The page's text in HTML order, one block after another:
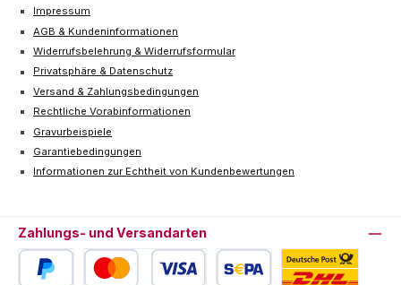
Impressum
AGB & Kundeninformationen
Widerrufsbelehrung & Widerrufsformular
Privatsphäre & Datenschutz
Versand & Zahlungsbedingungen
Rechtliche Vorabinformationen
Gravurbeispiele
Garantiebedingungen
Informationen zur Echtheit von Kundenbewertungen
Zahlungs- und Versandarten